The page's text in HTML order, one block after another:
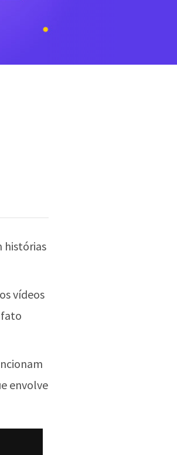
histórias
vídeos
fato
envolve